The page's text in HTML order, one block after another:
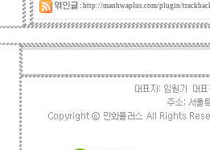
엮인글 : http://manhwaplus.com/plugin/